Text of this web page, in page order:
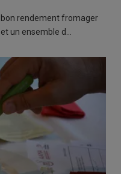
bon rendement fromager
un ensemble d…